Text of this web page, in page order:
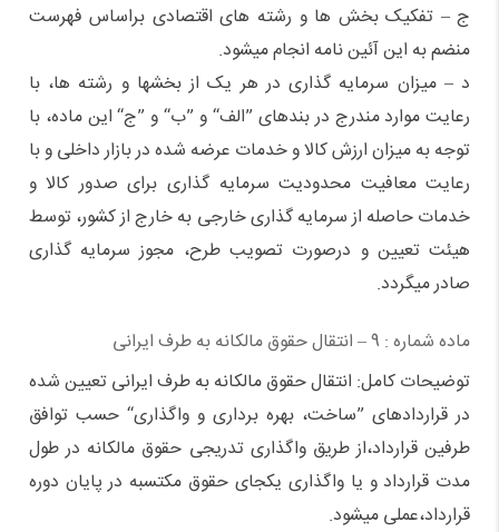
ج – تفکیک بخش ها و رشته های اقتصادی براساس فهرست
منضم به این آئین نامه انجام میشود.
د – میزان سرمایه گذاری در هر یک از بخشها و رشته ها، با
رعایت موارد مندرج در بندهای ”الف“ و ”ب“ و ”ج“ این ماده، با
توجه به میزان ارزش کالا و خدمات عرضه شده در بازار داخلی و با
رعایت معافیت محدودیت سرمایه گذاری برای صدور کالا و
خدمات حاصله از سرمایه گذاری خارجی به خارج از کشور‌، توسط
هیئت تعیین و درصورت تصویب طرح، مجوز سرمایه گذاری
صادر میگردد.
ماده شماره : 9 – انتقال حقوق مالکانه به طرف ایرانی
توضیحات کامل: انتقال حقوق مالکانه به طرف ایرانی تعیین شده
در قراردادهای ”ساخت،‌ بهره برداری و واگذاری“‌ حسب توافق
طرفین قرارداد،‌از طریق واگذاری تدریجی حقوق مالکانه در طول
مدت قرارداد و یا واگذاری یکجای حقوق مکتسبه در پایان دوره
قرارداد،‌عملی میشود.